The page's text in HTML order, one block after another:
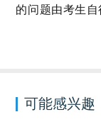
的问题由考生自
可能感兴趣